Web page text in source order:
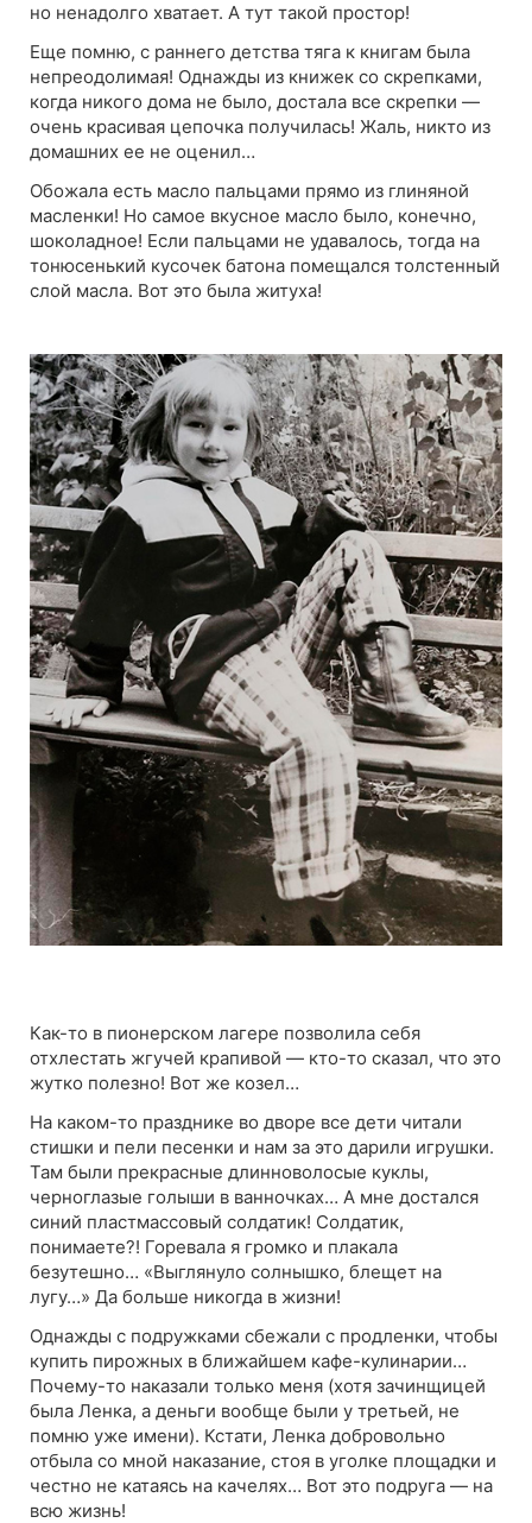
но ненадолго хватает. А тут такой простор!
Еще помню, с раннего детства тяга к книгам была
непреодолимая! Однажды из книжек со скрепками,
когда никого дома не было, достала все скрепки —
очень красивая цепочка получилась! Жаль, никто из
домашних ее не оценил…
Обожала есть масло пальцами прямо из глиняной
масленки! Но самое вкусное масло было, конечно,
шоколадное! Если пальцами не удавалось, тогда на
тонюсенький кусочек батона помещался толстенный
слой масла. Вот это была житуха!
Как-то в пионерском лагере позволила себя
отхлестать жгучей крапивой — кто-то сказал, что это
жутко полезно! Вот же козел…
На каком-то празднике во дворе все дети читали
стишки и пели песенки и нам за это дарили игрушки.
Там были прекрасные длинноволосые куклы,
черноглазые голыши в ванночках… А мне достался
синий пластмассовый солдатик! Солдатик,
понимаете?! Горевала я громко и плакала
безутешно… «Выглянуло солнышко, блещет на
лугу…» Да больше никогда в жизни!
Однажды с подружками сбежали с продленки, чтобы
купить пирожных в ближайшем кафе-кулинарии…
Почему-то наказали только меня (хотя зачинщицей
была Ленка, а деньги вообще были у третьей, не
помню уже имени). Кстати, Ленка добровольно
отбыла со мной наказание, стоя в уголке площадки и
честно не катаясь на качелях… Вот это подруга — на
всю жизнь!